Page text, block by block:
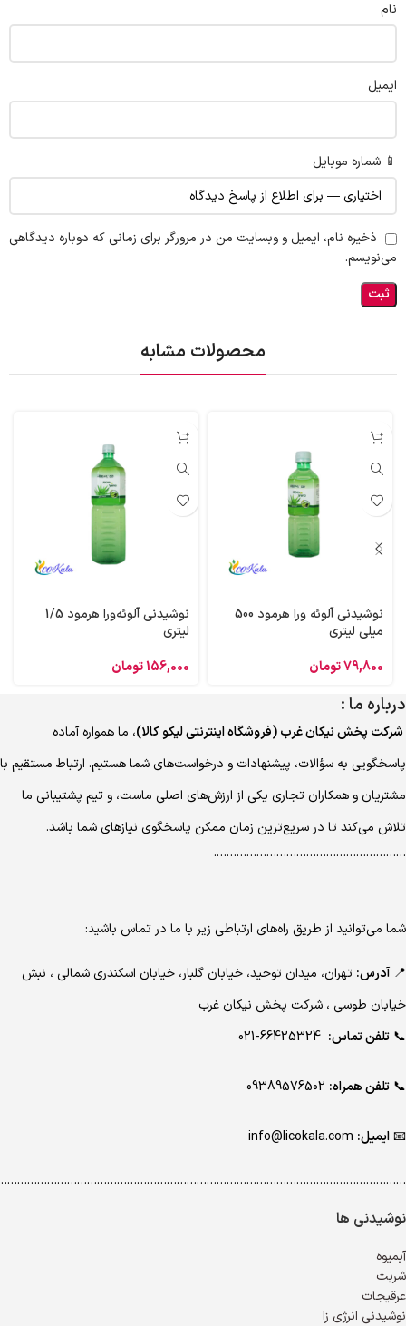
نام
ایمیل
📱 شماره موبایل
ذخیره نام، ایمیل و وبسایت من در مرورگر برای زمانی که دوباره دیدگاهی
می‌نویسم.
محصولات مشابه
نوشیدنی آلوئه‌ ورا هرمود 500
میلی لیتری
79,800تومان
نوشیدنی آلوئه‌ورا هرمود 1/5
لیتری
156,000تومان
درباره ما :
شرکت پخش نیکان غرب (فروشگاه اینترنتی لیکو کالا)، ما همواره آماده
پاسخگویی به سؤالات، پیشنهادات و درخواست‌های شما هستیم. ارتباط مستقیم با
مشتریان و همکاران تجاری یکی از ارزش‌های اصلی ماست، و تیم پشتیبانی ما
تلاش می‌کند تا در سریع‌ترین زمان ممکن پاسخگوی نیازهای شما باشد.
………………………………………………….
شما می‌توانید از طریق راه‌های ارتباطی زیر با ما در تماس باشید:
📍 آدرس: تهران، میدان توحید، خیابان گلبار، خیابان اسکندری شمالی ، نبش
خیابان طوسی ، شرکت پخش نیکان غرب
📞 تلفن تماس:
📞 تلفن همراه:
📧ایمیل:
نوشیدنی ها
آبمیوه
شربت
عرقیجات
نوشیدنی انرژی زا